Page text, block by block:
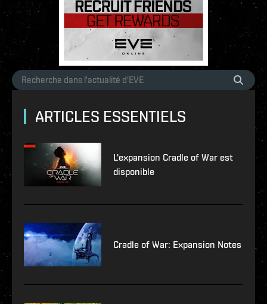
ARTICLES ESSENTIELS
L'expansion Cradle of War est
disponible
Cradle of War: Expansion Notes